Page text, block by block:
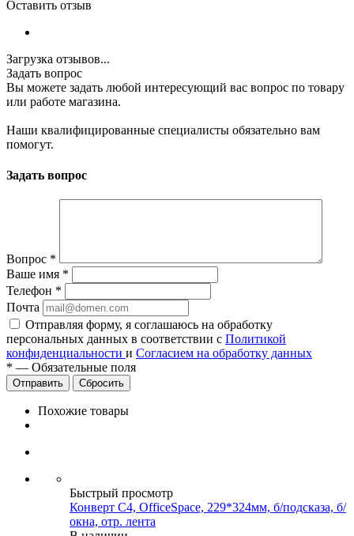
Оставить отзыв
Загрузка отзывов...
Задать вопрос
Вы можете задать любой интересующий вас вопрос по товару
или работе магазина.
Наши квалифицированные специалисты обязательно вам
помогут.
Задать вопрос
Вопрос *
Ваше имя *
Телефон *
Почта
Отправляя форму, я соглашаюсь на обработку
персональных данных в соответствии с Политикой
конфиденциальности и Согласием на обработку данных
* — Обязательные поля
Сбросить
Похожие товары
Быстрый просмотр
Конверт C4, OfficeSpace, 229*324мм, б/подсказа, б/
окна, отр. лента